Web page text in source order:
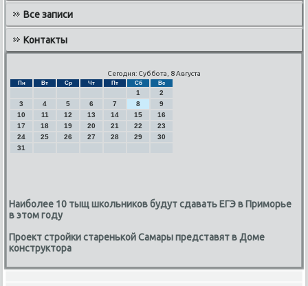
Все записи
Контакты
Сегодня: Суббота, 8 Августа
Пн Вт Ср Чт Пт Сб Вс
1
2
3
4 5 6 7 8
9
10
11 12 13 14 15
16
17
18 19 20 21 22
23
24
25 26 27 28 29
30
31
Наиболее 10 тыщ школьников будут сдавать ЕГЭ в Приморье
в этом году
Проект стройки старенькой Самары представят в Доме
конструктора